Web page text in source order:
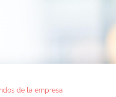
de la empresa